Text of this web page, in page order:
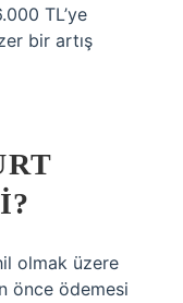
TL’ye
bir artış
olmak üzere
önce ödemesi